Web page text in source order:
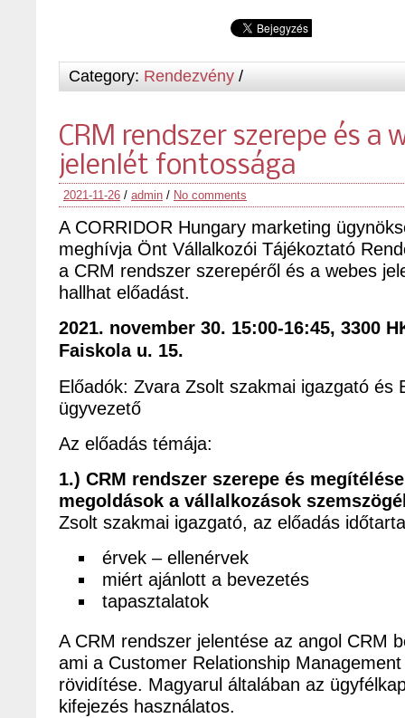
Category: Rendezvény /
CRM rendszer szerepe és a
jelenlét fontossága
2021-11-26 / admin / No comments
A CORRIDOR Hungary marketing
meghívja Önt Vállalkozói Tájékoztató
a CRM rendszer szerepéről és a webes
hallhat előadást.
2021. november 30. 15:00-16:45, 3300
Faiskola u. 15.
Előadók: Zvara Zsolt szakmai igazgató és
ügyvezető
Az előadás témája:
1.) CRM rendszer szerepe és
megoldások a vállalkozások
Zsolt szakmai igazgató, az előadás
érvek – ellenérvek
miért ajánlott a bevezetés
tapasztalatok
A CRM rendszer jelentése az angol CRM
ami a Customer Relationship
rövidítése. Magyarul általában az
kifejezés használatos.